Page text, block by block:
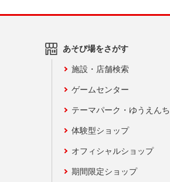
あそび場をさがす
施設・店舗検索
ゲームセンター
テーマパーク・ゆうえんち
体験型ショップ
オフィシャルショップ
期間限定ショップ